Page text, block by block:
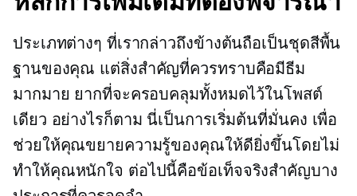
ประเภทต่างๆ ที่เรากล่าวถึงข้างต้นถือเป็นชุดสีพื้น
ฐานของคุณ แต่สิ่งสำคัญที่ควรทราบคือมีธีม
มากมาย ยากที่จะครอบคลุมทั้งหมดไว้ในโพสต์
เดียว อย่างไรก็ตาม นี่เป็นการเริ่มต้นที่มั่นคง เพื่อ
ช่วยให้คุณขยายความรู้ของคุณให้ดียิ่งขึ้นโดยไม่
ทำให้คุณหนักใจ ต่อไปนี้คือข้อเท็จจริงสำคัญบาง